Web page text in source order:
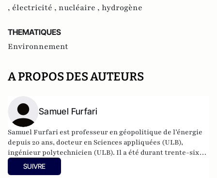
, électricité , nucléaire , hydrogène
THEMATIQUES
Environnement
A PROPOS DES AUTEURS
Samuel Furfari
Samuel Furfari est professeur en géopolitique de l’énergie
depuis 20 ans, docteur en Sciences appliquées (ULB),
ingénieur polytechnicien (ULB). Il a été durant trente-six
ans haut fonctionnaire à la Direction générale de l'énergie
de la Commission européenne. Auteur de 18 livres.
SUIVRE